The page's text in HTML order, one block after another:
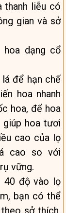
thanh liễu có
gian và sở
hoa dạng cổ
để hạn chế
hoa nhanh
hoa, để hoa
giúp hoa tươi
cao của lọ
cao so với
vững.
40 độ vào lọ
bạn có thể
sở thích,